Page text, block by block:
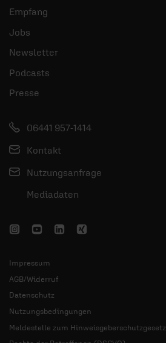
Empfang
Jobs
Newsletter
Podcasts
Presse
06441 957-1414
Kontakt
Nutzungsanfrage
Mediadaten
Impressum
AGB/Widerruf
Datenschutz
Nutzungsbedingungen
Meldestelle zum Hinweisgeberschutzgesetz